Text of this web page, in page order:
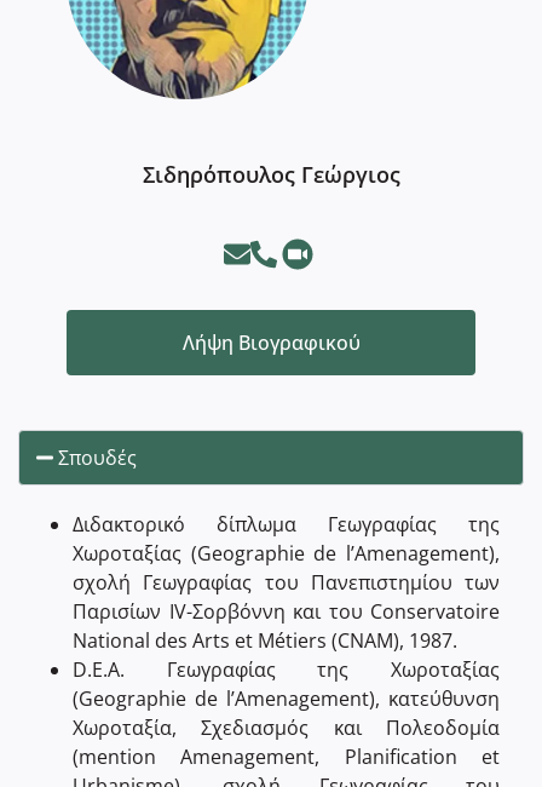
Σιδηρόπουλος Γεώργιος
Λήψη Βιογραφικού
Σπουδές
Διδακτορικό δίπλωµα Γεωγραφίας της
Χωροταξίας (Geographie de l’Amenagement),
σχολή Γεωγραφίας του Πανεπιστηµίου των
Παρισίων IV-Σορβόννη και του Conservatoire
National des Arts et Métiers (CNAM), 1987.
D.E.A. Γεωγραφίας της Χωροταξίας
(Geographie de l’Amenagement), κατεύθυνση
Χωροταξία, Σχεδιασµός και Πολεοδοµία
(mention Amenagement, Planification et